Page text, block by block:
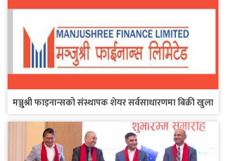
मञ्जुश्री फाइनान्सको संस्थापक शेयर सर्वसाधारणमा बिक्री खुला